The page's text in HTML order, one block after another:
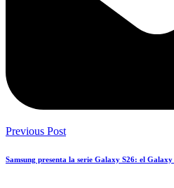
Previous Post
Samsung presenta la serie Galaxy S26: el